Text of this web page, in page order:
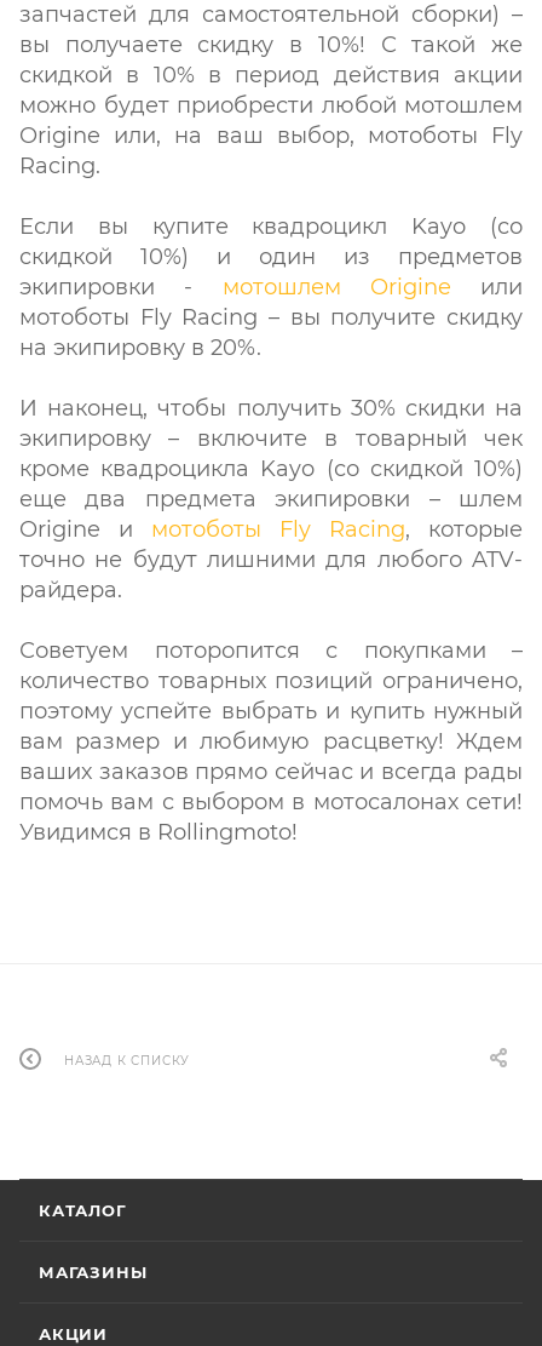
запчастей для самостоятельной сборки) –
вы получаете скидку в 10%! С такой же
скидкой в 10% в период действия акции
можно будет приобрести любой мотошлем
Origine или, на ваш выбор, мотоботы Fly
Racing.
Если вы купите квадроцикл Kayo (со
скидкой 10%) и один из предметов
экипировки - мотошлем Origine или
мотоботы Fly Racing – вы получите скидку
на экипировку в 20%.
И наконец, чтобы получить 30% скидки на
экипировку – включите в товарный чек
кроме квадроцикла Kayo (со скидкой 10%)
еще два предмета экипировки – шлем
Origine и мотоботы Fly Racing, которые
точно не будут лишними для любого ATV-
райдера.
Советуем поторопится с покупками –
количество товарных позиций ограничено,
поэтому успейте выбрать и купить нужный
вам размер и любимую расцветку! Ждем
ваших заказов прямо сейчас и всегда рады
помочь вам с выбором в мотосалонах сети!
Увидимся в Rollingmoto!
НАЗАД К СПИСКУ
КАТАЛОГ
МАГАЗИНЫ
АКЦИИ